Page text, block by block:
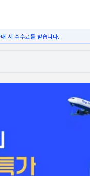
시 수수료를 받습니다.